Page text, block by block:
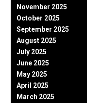
November 2025
October 2025
September 2025
August 2025
July 2025
June 2025
May 2025
April 2025
March 2025